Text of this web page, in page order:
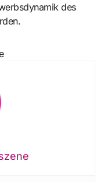
des